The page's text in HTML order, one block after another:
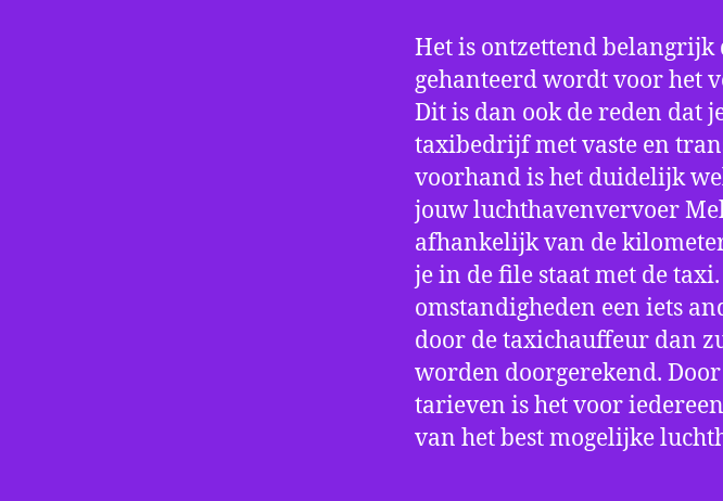
Het is ontzettend
gehanteerd wordt voor het
Dit is dan ook de reden dat
taxibedrijf met vaste en
voorhand is het duidelijk
jouw luchthavenvervoer
afhankelijk van de
je in de file staat met de
omstandigheden een iets
door de taxichauffeur dan
worden doorgerekend.
tarieven is het voor
van het best mogelijke